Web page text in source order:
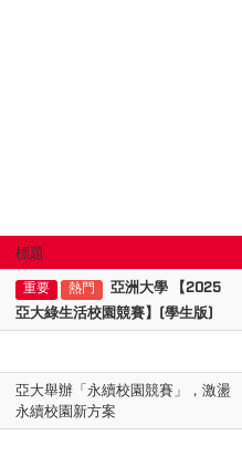
標題
重要 熱門
亞洲大學 【2025
亞大綠生活校園競賽】(學生版)
亞大舉辦「永續校園競賽」，激盪
永續校園新方案